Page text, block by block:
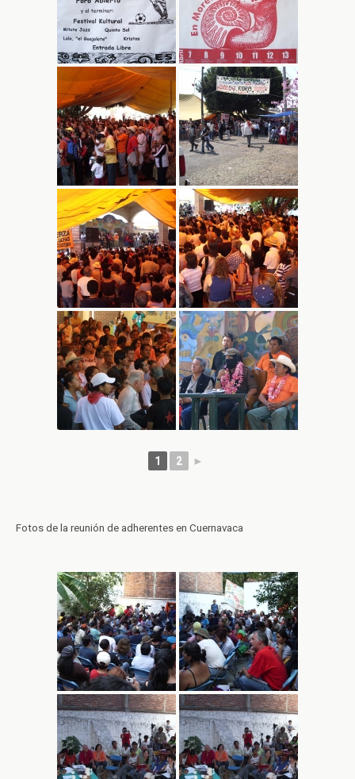
1 2 ►
Fotos de la reunión de adherentes en Cuernavaca